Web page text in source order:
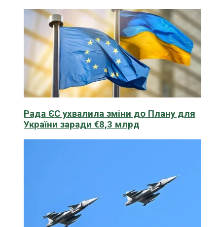
Рада ЄС ухвалила зміни до Плану для
України заради €8,3 млрд